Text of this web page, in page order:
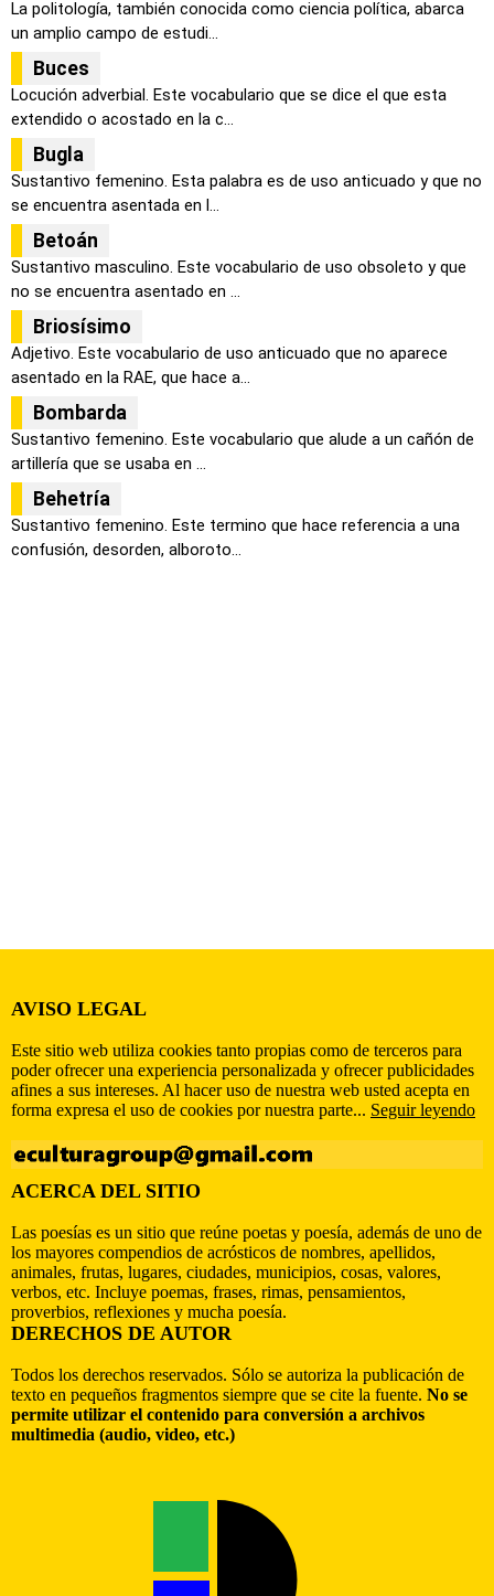
La politología, también conocida como ciencia política, abarca
un amplio campo de estudi...
Buces
Locución adverbial. Este vocabulario que se dice el que esta
extendido o acostado en la c...
Bugla
Sustantivo femenino. Esta palabra es de uso anticuado y que no
se encuentra asentada en l...
Betoán
Sustantivo masculino. Este vocabulario de uso obsoleto y que
no se encuentra asentado en ...
Briosísimo
Adjetivo. Este vocabulario de uso anticuado que no aparece
asentado en la RAE, que hace a...
Bombarda
Sustantivo femenino. Este vocabulario que alude a un cañón de
artillería que se usaba en ...
Behetría
Sustantivo femenino. Este termino que hace referencia a una
confusión, desorden, alboroto...
AVISO LEGAL
Este sitio web utiliza cookies tanto propias como de terceros para
poder ofrecer una experiencia personalizada y ofrecer publicidades
afines a sus intereses. Al hacer uso de nuestra web usted acepta en
forma expresa el uso de cookies por nuestra parte... Seguir leyendo
ACERCA DEL SITIO
Las poesías es un sitio que reúne poetas y poesía, además de uno de
los mayores compendios de acrósticos de nombres, apellidos,
animales, frutas, lugares, ciudades, municipios, cosas, valores,
verbos, etc. Incluye poemas, frases, rimas, pensamientos,
proverbios, reflexiones y mucha poesía.
DERECHOS DE AUTOR
Todos los derechos reservados. Sólo se autoriza la publicación de
texto en pequeños fragmentos siempre que se cite la fuente. No se
permite utilizar el contenido para conversión a archivos
multimedia (audio, video, etc.)